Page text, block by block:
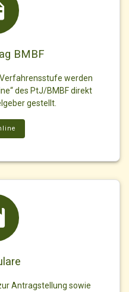
BMBF
werden
des PtJ/BMBF direkt
gestellt.
Antragstellung sowie